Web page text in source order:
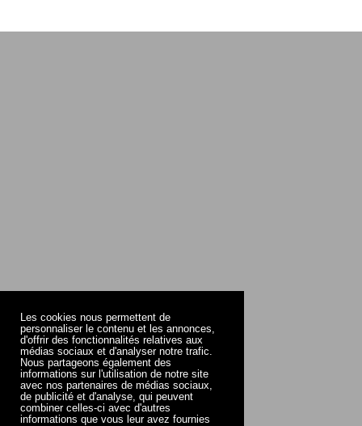
Les cookies nous permettent de
personnaliser le contenu et les annonces,
d'offrir des fonctionnalités relatives aux
médias sociaux et d'analyser notre trafic.
Nous partageons également des
informations sur l'utilisation de notre site
avec nos partenaires de médias sociaux,
de publicité et d'analyse, qui peuvent
combiner celles-ci avec d'autres
informations que vous leur avez fournies